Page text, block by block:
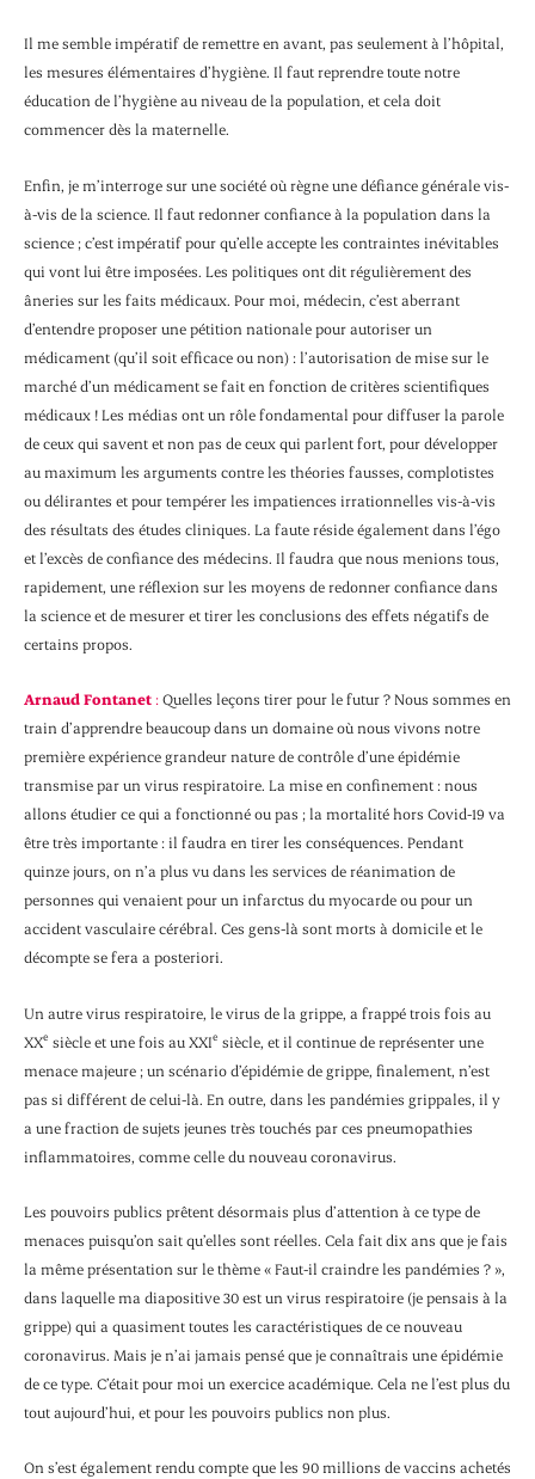
Il me semble impératif de remettre en avant, pas seulement à l’hôpital,
les mesures élémentaires d’hygiène. Il faut reprendre toute notre
éducation de l’hygiène au niveau de la population, et cela doit
commencer dès la maternelle.
Enfin, je m’interroge sur une société où règne une défiance générale vis-
à-vis de la science. Il faut redonner confiance à la population dans la
science ; c’est impératif pour qu’elle accepte les contraintes inévitables
qui vont lui être imposées. Les politiques ont dit régulièrement des
âneries sur les faits médicaux. Pour moi, médecin, c’est aberrant
d’entendre proposer une pétition nationale pour autoriser un
médicament (qu’il soit efficace ou non) : l’autorisation de mise sur le
marché d’un médicament se fait en fonction de critères scientifiques
médicaux ! Les médias ont un rôle fondamental pour diffuser la parole
de ceux qui savent et non pas de ceux qui parlent fort, pour développer
au maximum les arguments contre les théories fausses, complotistes
ou délirantes et pour tempérer les impatiences irrationnelles vis-à-vis
des résultats des études cliniques. La faute réside également dans l’égo
et l’excès de confiance des médecins. Il faudra que nous menions tous,
rapidement, une réflexion sur les moyens de redonner confiance dans
la science et de mesurer et tirer les conclusions des effets négatifs de
certains propos.
Arnaud Fontanet :Quelles leçons tirer pour le futur ? Nous sommes en
train d’apprendre beaucoup dans un domaine où nous vivons notre
première expérience grandeur nature de contrôle d’une épidémie
transmise par un virus respiratoire. La mise en confinement : nous
allons étudier ce qui a fonctionné ou pas ; la mortalité hors Covid-19 va
être très importante : il faudra en tirer les conséquences. Pendant
quinze jours, on n’a plus vu dans les services de réanimation de
personnes qui venaient pour un infarctus du myocarde ou pour un
accident vasculaire cérébral. Ces gens-là sont morts à domicile et le
décompte se fera a posteriori.
Un autre virus respiratoire, le virus de la grippe, a frappé trois fois au
XXe siècle et une fois au XXIe siècle, et il continue de représenter une
menace majeure ; un scénario d’épidémie de grippe, finalement, n’est
pas si différent de celui-là. En outre, dans les pandémies grippales, il y
a une fraction de sujets jeunes très touchés par ces pneumopathies
inflammatoires, comme celle du nouveau coronavirus.
Les pouvoirs publics prêtent désormais plus d’attention à ce type de
menaces puisqu’on sait qu’elles sont réelles. Cela fait dix ans que je fais
la même présentation sur le thème « Faut-il craindre les pandémies ? »,
dans laquelle ma diapositive 30 est un virus respiratoire (je pensais à la
grippe) qui a quasiment toutes les caractéristiques de ce nouveau
coronavirus. Mais je n’ai jamais pensé que je connaîtrais une épidémie
de ce type. C’était pour moi un exercice académique. Cela ne l’est plus du
tout aujourd’hui, et pour les pouvoirs publics non plus.
On s’est également rendu compte que les 90 millions de vaccins achetés